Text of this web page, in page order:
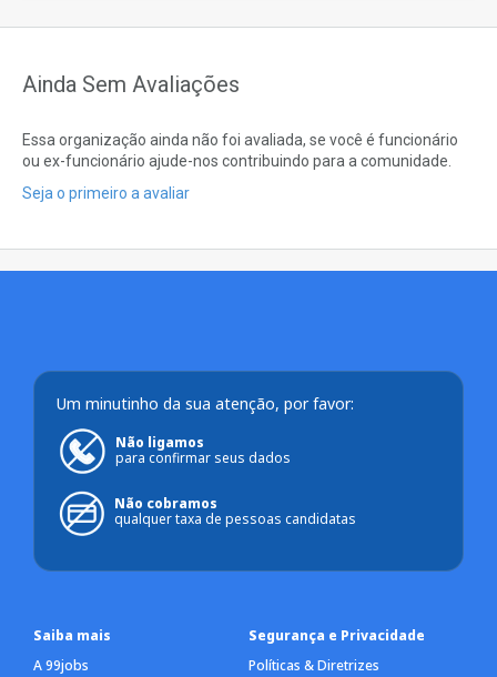
Ainda Sem Avaliações
Essa organização ainda não foi avaliada, se você é funcionário
ou ex-funcionário ajude-nos contribuindo para a comunidade.
Seja o primeiro a avaliar
Saiba mais
A 99jobs
Segurança e Privacidade
Políticas & Diretrizes
Um minutinho da sua atenção, por favor:
Não ligamos
para confirmar seus dados
Não cobramos
qualquer taxa de pessoas candidatas